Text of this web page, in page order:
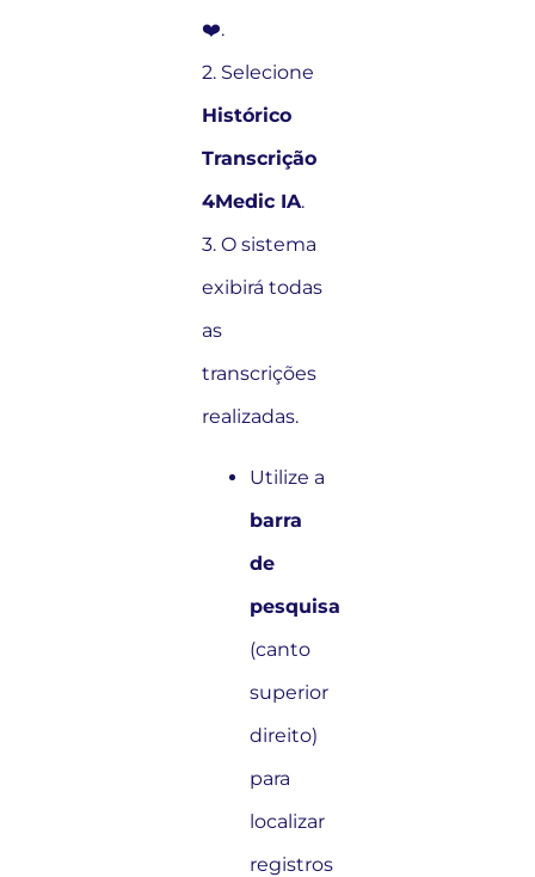
❤️.
2. Selecione
Histórico
Transcrição
4Medic IA.
3. O sistema
exibirá todas
as
transcrições
realizadas.
Utilize a
barra
de
pesquisa
(canto
superior
direito)
para
localizar
registros